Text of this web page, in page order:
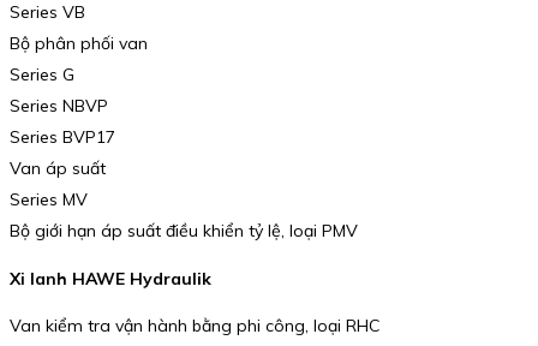
Series VB
Bộ phân phối van
Series G
Series NBVP
Series BVP17
Van áp suất
Series MV
Bộ giới hạn áp suất điều khiển tỷ lệ, loại PMV
Xi lanh HAWE Hydraulik
Van kiểm tra vận hành bằng phi công, loại RHC